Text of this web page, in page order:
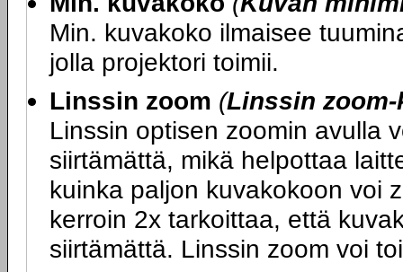
Min. kuvakoko ilmaisee
jolla projektori toimii.
Linssin zoom (Linssin
Linssin optisen zoomin avulla
siirtämättä, mikä helpottaa
kuinka paljon kuvakokoon voi
kerroin 2x tarkoittaa, että
siirtämättä. Linssin zoom voi